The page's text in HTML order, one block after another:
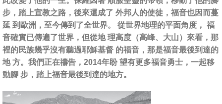
步，踏上宣教之路，後來還成了 外邦人的使徒，福音也因而蔓
延 到歐洲，至今傳到了全世界。 從世界地理的平面角度， 福
音確實已傳遍了世界，但從地 理高度（高峰、大山）來看，那
裡的民族幾乎沒有聽過耶穌基督 的福音，那是福音最後到達的
地 方。我們正在禱告，2014年盼 望有更多福音勇士，一起移
動腳 步，踏上福音最後到達的地方。